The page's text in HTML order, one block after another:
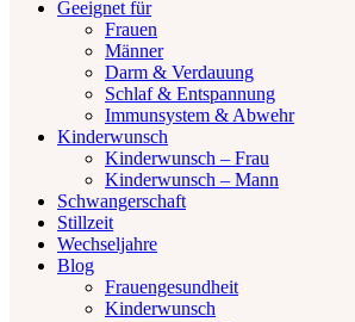
Geeignet für
Frauen
Männer
Darm & Verdauung
Schlaf & Entspannung
Immunsystem & Abwehr
Kinderwunsch
Kinderwunsch – Frau
Kinderwunsch – Mann
Schwangerschaft
Stillzeit
Wechseljahre
Blog
Frauengesundheit
Kinderwunsch